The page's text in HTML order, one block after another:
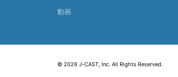
動画
© 2026 J-CAST, Inc. All Rights Reserved.